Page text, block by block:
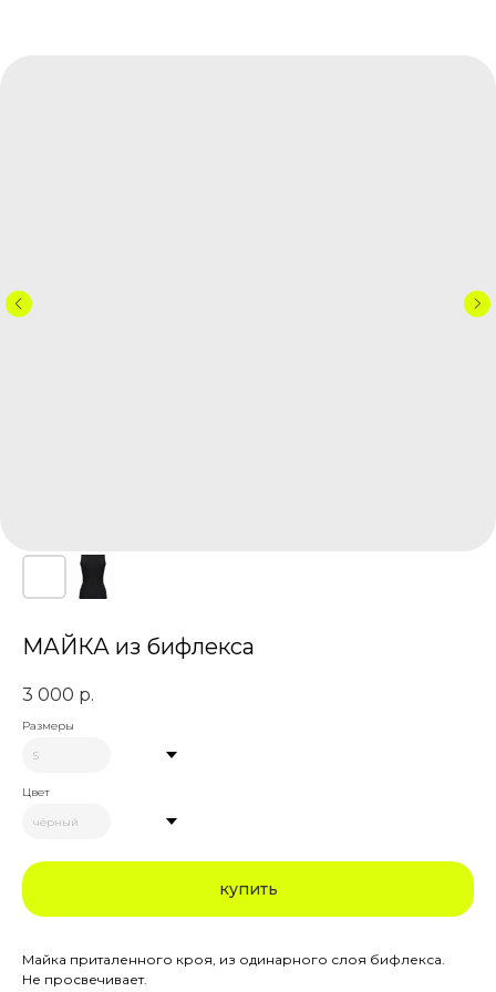
МАЙКА из бифлекса
3 000 р.
Размеры
Цвет
купить
Майка приталенного кроя, из одинарного слоя бифлекса.
Не просвечивает.